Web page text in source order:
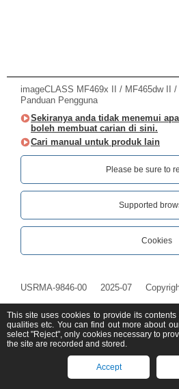
imageCLASS MF469x II / MF465dw II /
Panduan Pengguna
Sekiranya anda tidak menemui
boleh membuat carian di sini.
Cari manual untuk produk lain
Please be sure to
Supported
Cookies
USRMA-9846-00 2025-07
This site uses cookies to provide its
qualities etc. You can find out more about
select "Reject", only cookies necessary to
the site are recorded and stored.
Accept